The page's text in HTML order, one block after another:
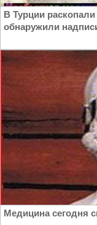
В Турции
обнаружили
Медицина сегодня